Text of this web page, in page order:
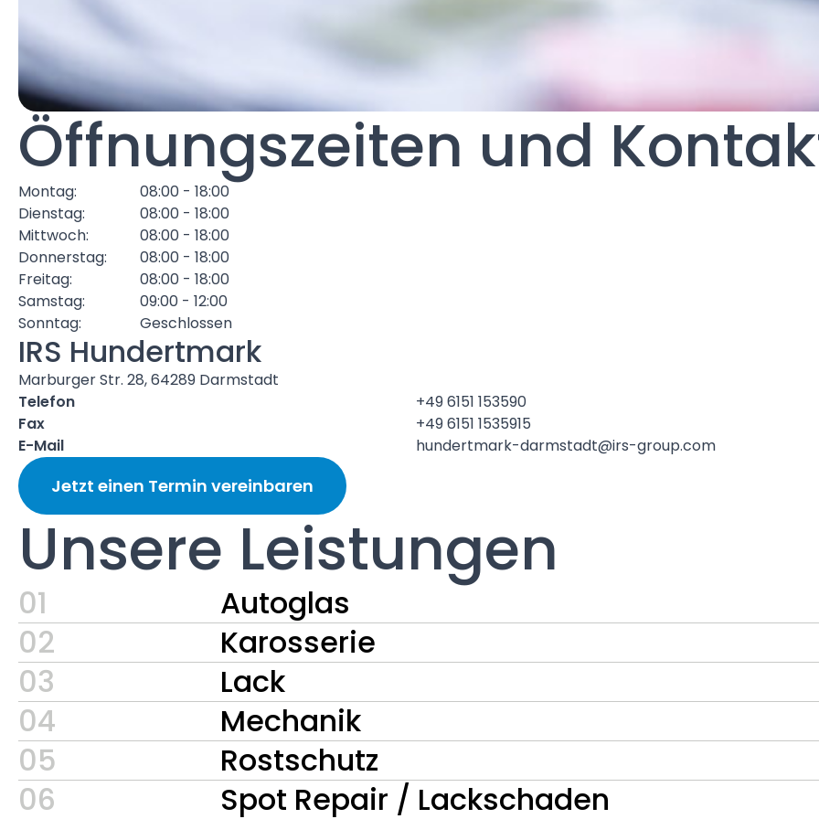
Öffnungszeiten und
Montag:
08:00 - 18:00
Dienstag:
08:00 - 18:00
Mittwoch:
08:00 - 18:00
Donnerstag:
08:00 - 18:00
Freitag:
08:00 - 18:00
Samstag:
09:00 - 12:00
Sonntag:
Geschlossen
IRS Hundertmark
Marburger Str. 28, 64289 Darmstadt
Telefon
+49 6151 153590
Fax
+49 6151 1535915
E-Mail
hundertmark-darmstadt@irs-group.com
Jetzt einen Termin vereinbaren
Unsere Leistungen
01
Autoglas
02
Karosserie
03
Lack
04
Mechanik
05
Rostschutz
06
Spot Repair / Lackschaden